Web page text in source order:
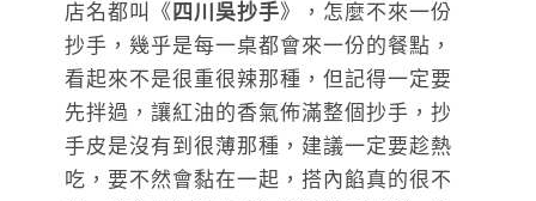
店名都叫《 四川吳抄手》，怎麼不來一份
抄手，幾乎是每一桌都會來一份的餐點，
看起來不是很重很辣那種，但記得一定要
先拌過，讓紅油的香氣佈滿整個抄手，抄
手皮是沒有到很薄那種，建議一定要趁熱
吃，要不然會黏在一起，搭內餡真的很不